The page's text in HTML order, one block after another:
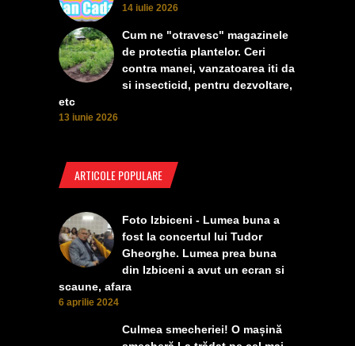
14 iulie 2026
Cum ne "otravesc" magazinele
de protectia plantelor. Ceri
contra manei, vanzatoarea iti da
si insecticid, pentru dezvoltare,
etc
13 iunie 2026
ARTICOLE POPULARE
Foto Izbiceni - Lumea buna a
fost la concertul lui Tudor
Gheorghe. Lumea prea buna
din Izbiceni a avut un ecran si
scaune, afara
6 aprilie 2024
Culmea smecheriei! O mașină